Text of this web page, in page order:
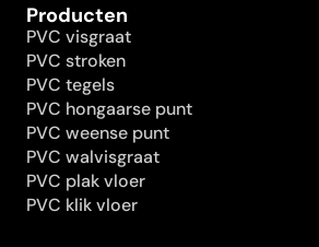
Producten
PVC visgraat
PVC stroken
PVC tegels
PVC hongaarse punt
PVC weense punt
PVC walvisgraat
PVC plak vloer
PVC klik vloer